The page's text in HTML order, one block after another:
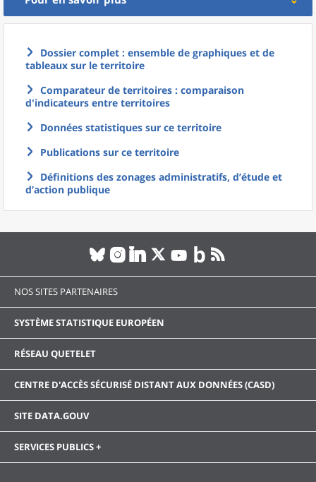
Dossier complet : ensemble de graphiques et de
tableaux sur le territoire
Comparateur de territoires : comparaison
d'indicateurs entre territoires
Données statistiques sur ce territoire
Publications sur ce territoire
Définitions des zonages administratifs, d’étude et
d’action publique
NOS SITES PARTENAIRES
SYSTÈME STATISTIQUE EUROPÉEN
RÉSEAU QUETELET
CENTRE D'ACCÈS SÉCURISÉ DISTANT AUX DONNÉES (CASD)
SITE DATA.GOUV
SERVICES PUBLICS +